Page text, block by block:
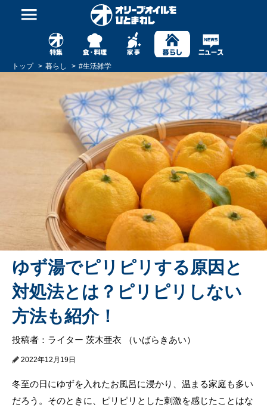
トップ 暮らし #生活雑学
ゆず湯でピリピリする原因と
対処法とは？ピリピリしない
方法も紹介！
投稿者：ライター 茨木亜衣 （いばらきあい）
2022年12月19日
冬至の日にゆずを入れたお風呂に浸かり、温まる家庭も多い
だろう。そのときに、ピリピリとした刺激を感じたことはな